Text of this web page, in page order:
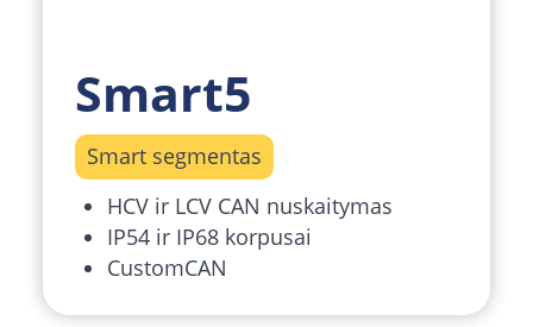
Smart5
Smart segmentas
HCV ir LCV CAN nuskaitymas
IP54 ir IP68 korpusai
CustomCAN